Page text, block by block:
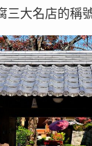
三大名店的稱